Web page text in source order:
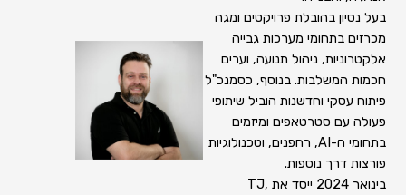
בעל נסיון בהובלת פרויקטים ומגה
מכרזים בתחומי מערכות גבייה
אלקטרוניות, ניהול תנועה, וערים
חכמות המשלבות. בנוסף, כסמנכ"ל
פיתוח עסקי וחדשנות הוביל שיתופי
פעולה עם סטרטאפים ומיזמים
בתחומי ה-AI, רחפנים, וטכנולוגיות
פורצות דרך נוספות.
בינואר 2024 ייסד את ,TJ